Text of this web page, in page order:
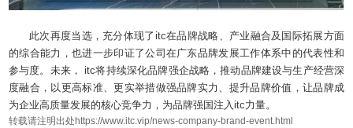
此次再度当选，充分体现了itc在品牌战略、产业融合及国际拓展方面
的综合能力，也进一步印证了公司在广东品牌发展工作体系中的代表性和
参与度。未来， itc将持续深化品牌强企战略，推动品牌建设与生产经营深
度融合，以更高标准、更实举措做强品牌实力、提升品牌价值，让品牌成
为企业高质量发展的核心竞争力，为品牌强国注入itc力量。
转载请注明出处https://www.itc.vip/news-company-brand-event.html